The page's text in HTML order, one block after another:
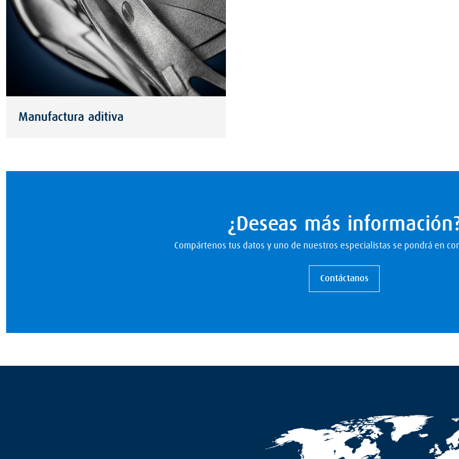
Manufactura aditiva
¿Deseas más
Compártenos tus datos y uno de nuestros especialistas se pondrá en
Contáctanos